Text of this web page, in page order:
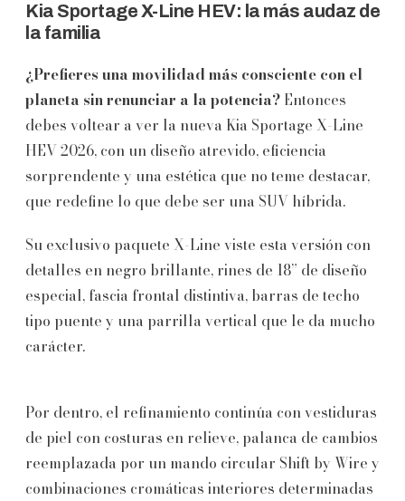
Kia Sportage X-Line HEV: la más audaz de
la familia
¿Prefieres una movilidad más consciente con el
planeta sin renunciar a la potencia? Entonces
debes voltear a ver la nueva Kia Sportage X-Line
HEV 2026, con un diseño atrevido, eficiencia
sorprendente y una estética que no teme destacar,
que redefine lo que debe ser una SUV híbrida.
Su exclusivo paquete X-Line viste esta versión con
detalles en negro brillante, rines de 18” de diseño
especial, fascia frontal distintiva, barras de techo
tipo puente y una parrilla vertical que le da mucho
carácter.
Por dentro, el refinamiento continúa con vestiduras
de piel con costuras en relieve, palanca de cambios
reemplazada por un mando circular Shift by Wire y
combinaciones cromáticas interiores determinadas